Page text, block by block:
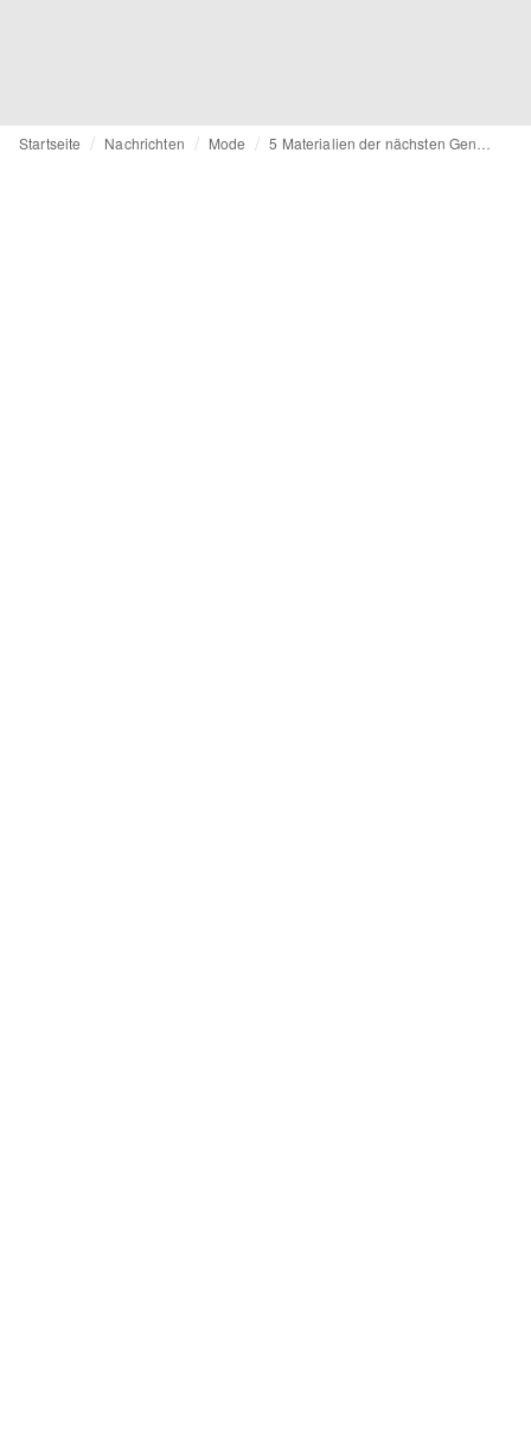
Startseite Nachrichten Mode